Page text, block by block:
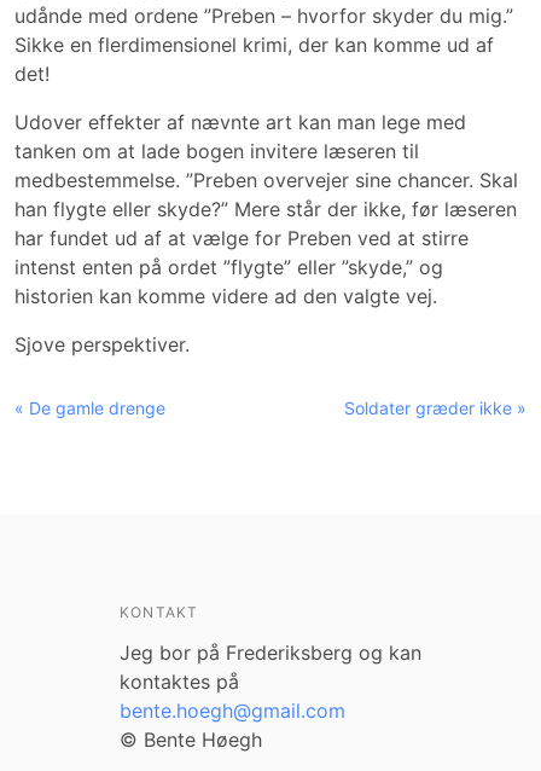
udånde med ordene ”Preben – hvorfor skyder du mig.”
Sikke en flerdimensionel krimi, der kan komme ud af
det!
Udover effekter af nævnte art kan man lege med
tanken om at lade bogen invitere læseren til
medbestemmelse. ”Preben overvejer sine chancer. Skal
han flygte eller skyde?” Mere står der ikke, før læseren
har fundet ud af at vælge for Preben ved at stirre
intenst enten på ordet ”flygte” eller ”skyde,” og
historien kan komme videre ad den valgte vej.
Sjove perspektiver.
« De gamle drenge Soldater græder ikke »
KONTAKT
Jeg bor på Frederiksberg og kan
kontaktes på
bente.hoegh@gmail.com
© Bente Høegh